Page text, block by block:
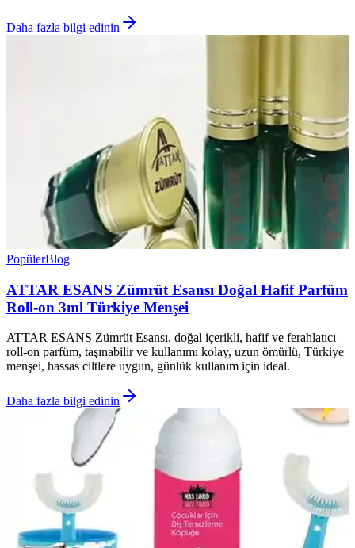
Daha fazla bilgi edinin
PopülerBlog
ATTAR ESANS Zümrüt Esansı Doğal Hafif Parfüm
Roll-on 3ml Türkiye Menşei
ATTAR ESANS Zümrüt Esansı, doğal içerikli, hafif ve ferahlatıcı
roll-on parfüm, taşınabilir ve kullanımı kolay, uzun ömürlü, Türkiye
menşei, hassas ciltlere uygun, günlük kullanım için ideal.
Daha fazla bilgi edinin